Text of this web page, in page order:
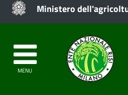
Ministero
MENU